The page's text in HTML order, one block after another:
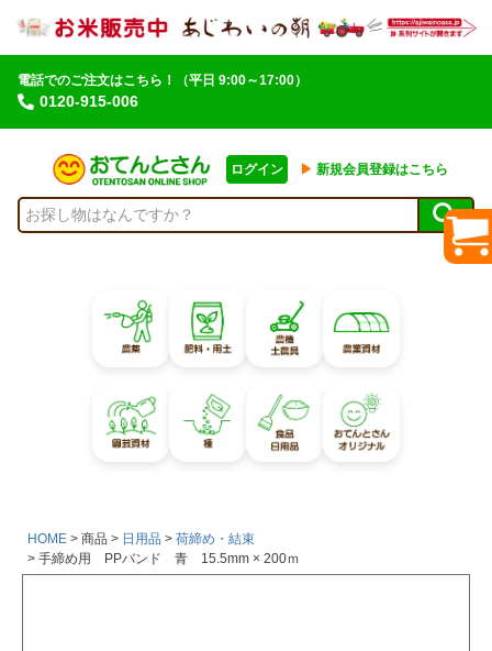
電話でのご注文はこちら！
0120-915-006
（平日 9:00～17:00）
ログイン ▶︎ 新規会員登録はこちら
HOME 商品 日用品
荷締め・結束
手締め用 PPバンド 青 15.5mm × 200ｍ